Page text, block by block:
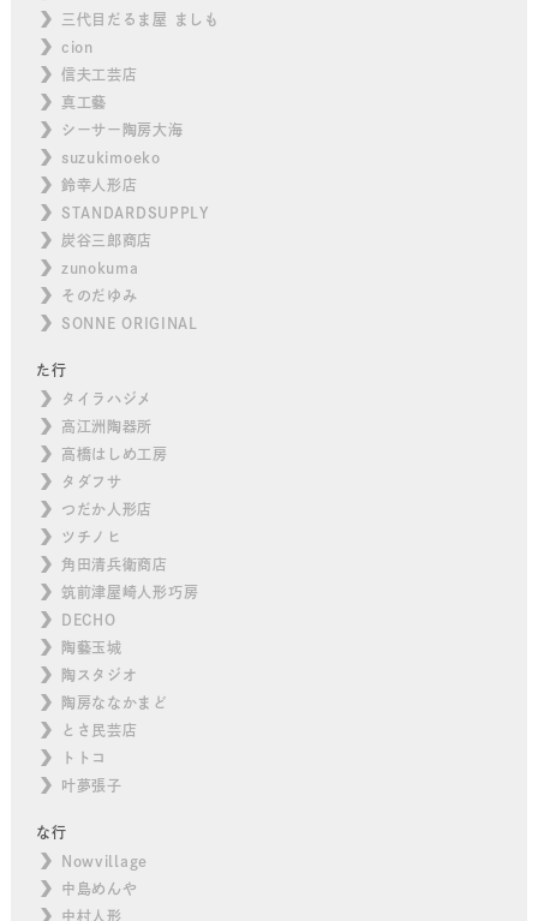
三代目だるま屋 ましも
cion
信夫工芸店
真工藝
シーサー陶房大海
suzukimoeko
鈴幸人形店
STANDARDSUPPLY
炭谷三郎商店
zunokuma
そのだゆみ
SONNE ORIGINAL
た行
タイラハジメ
高江洲陶器所
高橋はしめ工房
タダフサ
つだか人形店
ツチノヒ
角田清兵衛商店
筑前津屋崎人形巧房
DECHO
陶藝玉城
陶スタジオ
陶房ななかまど
とさ民芸店
トトコ
叶夢張子
な行
Nowvillage
中島めんや
中村人形